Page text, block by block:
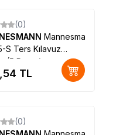
(0)
Mannesmann
S Ters Kılavuz
(5 Parça)
TL
(0)